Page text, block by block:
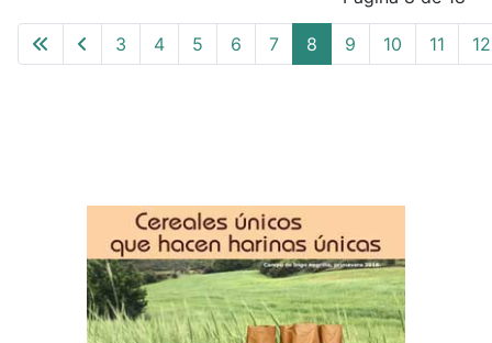
3 4 5 6 7 8 9 10 11 12